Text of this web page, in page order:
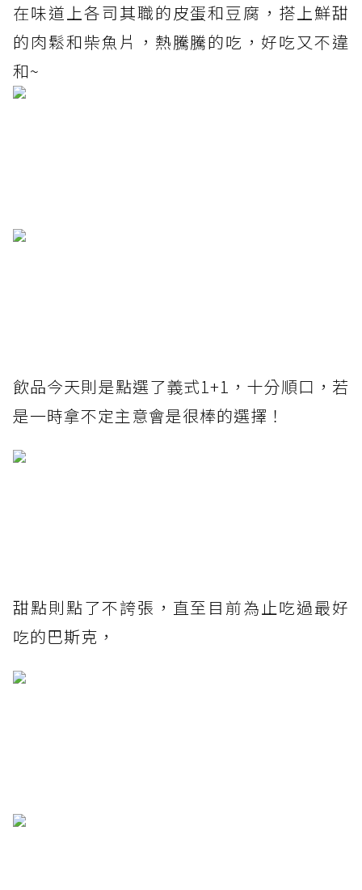
在味道上各司其職的皮蛋和豆腐，搭上鮮甜
的肉鬆和柴魚片，熱騰騰的吃，好吃又不違
和~
飲品今天則是點選了義式1+1，十分順口，若
是一時拿不定主意會是很棒的選擇！
甜點則點了不誇張，直至目前為止吃過最好
吃的巴斯克，